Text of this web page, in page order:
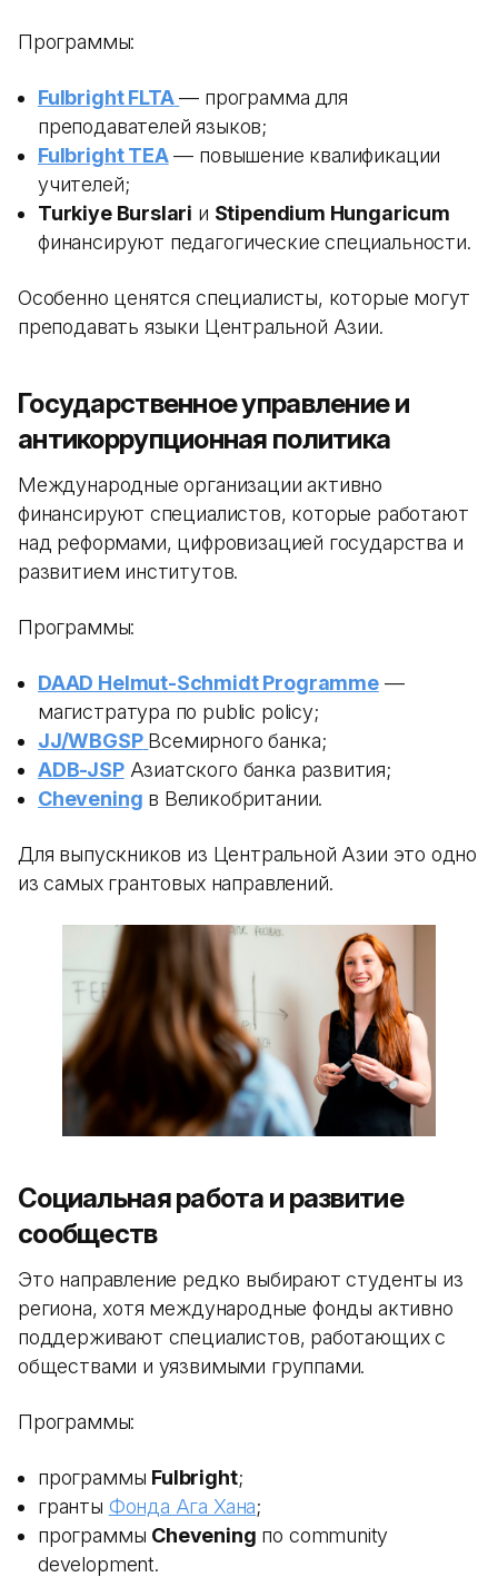
Программы:
Fulbright FLTA — программа для
преподавателей языков;
Fulbright TEA— повышение квалификации
учителей;
Turkiye Burslari и Stipendium Hungaricum
финансируют педагогические специальности.
Особенно ценятся специалисты, которые могут
преподавать языки Центральной Азии.
Государственное управление и
антикоррупционная политика
Международные организации активно
финансируют специалистов, которые работают
над реформами, цифровизацией государства и
развитием институтов.
Программы:
DAAD Helmut-Schmidt Programme—
магистратура по public policy;
JJ/WBGSP Всемирного банка;
ADB-JSPАзиатского банка развития;
Chevening в Великобритании.
Для выпускников из Центральной Азии это одно
из самых грантовых направлений.
Социальная работа и развитие
сообществ
Это направление редко выбирают студенты из
региона, хотя международные фонды активно
поддерживают специалистов, работающих с
обществами и уязвимыми группами.
Программы:
программы Fulbright;
гранты Фонда Ага Хана;
программы Chevening по community
development.